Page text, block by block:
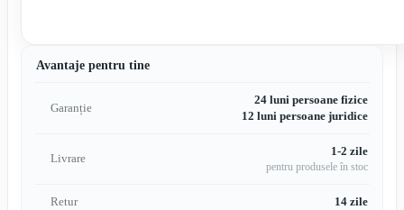
Avantaje pentru tine
Garanție
24 luni persoane fizice
12 luni persoane juridice
Livrare
1-2 zile
pentru produsele în stoc
Retur 14 zile